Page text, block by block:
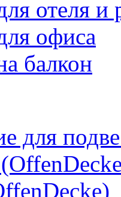
отеля и
офиса
балкон
для